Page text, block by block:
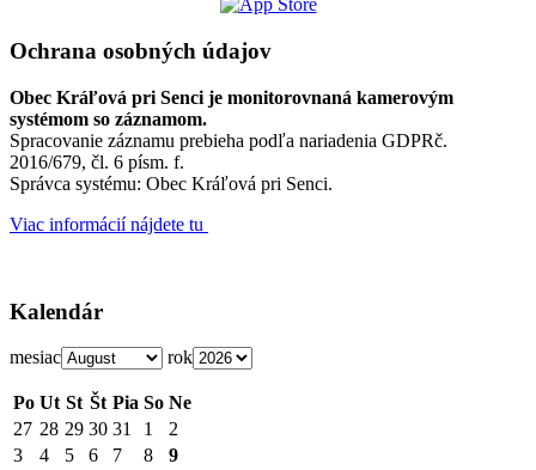
Ochrana osobných údajov
Obec Kráľová pri Senci je monitorovnaná kamerovým
systémom so záznamom.
Spracovanie záznamu prebieha podľa nariadenia GDPRč.
2016/679, čl. 6 písm. f.
Správca systému: Obec Kráľová pri Senci.
Viac informácií nájdete tu
Kalendár
mesiac rok
Po Ut St Št Pia So Ne
27 28 29 30 31 1
2
3
4 5 6 7 8
9